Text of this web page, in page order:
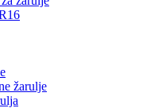
žarulje